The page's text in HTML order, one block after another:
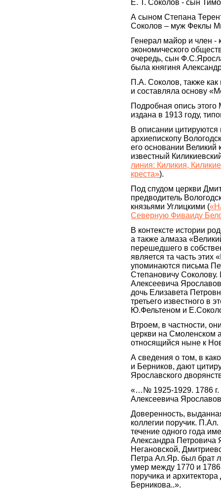
Е. Т. Соколов - сын
А сыном Степана
Соколов – муж Феклы
Генерал майор и член -
экономического
очередь, сын
была княгиня
П.А. Соколов, также как
и составляла основу
Подробная опись
издана в 1913 году,
В описании
архиепископу
его основании Великий
известный
линия: Киликия,
креста»).
Под спудом церкви
предводитель
князьями Углицкими (
Северную Фиваиду
В контексте истории
а также алмаза
перешедшего в
является та часть этих
упоминаются письма
Степановичу Соколову.
Алексеевича
дочь Елизавета
третьего известного в
Ю.Фельтеном и
Втроем, в частности,
церкви на Смоленском
относящийся ныне к
А сведения о том, в
и Берников, дают
Ярославского
«…№ 1925-1929. 1786 г.
Алексеевича
Доверенность,
коллегии поручик.
течение одного года
Александра Петровича
Негановской,
Петра Ал.Яр. был брат
умер между 1770 и 1786
поручика и
Берникова..».